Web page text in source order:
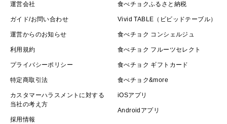
運営会社
ガイド/お問い合わせ
運営からのお知らせ
利用規約
プライバシーポリシー
特定商取引法
カスタマーハラスメントに対する
当社の考え方
採用情報
食べチョクふるさと納税
Vivid TABLE（ビビッドテーブル）
食べチョク コンシェルジュ
食べチョク フルーツセレクト
食べチョク ギフトカード
食べチョク&more
iOSアプリ
Androidアプリ